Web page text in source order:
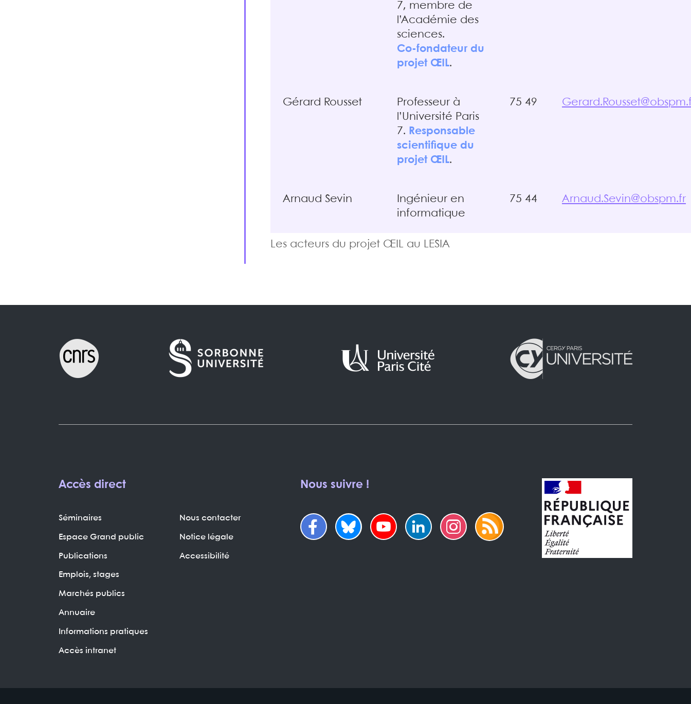
Les acteurs du projet ŒIL au LESIA
7, membre de
l’Académie des
sciences.
Co-fondateur du
projet ŒIL.
Gérard Rousset
Professeur à
l’Université Paris
7. Responsable
scientifique du
projet ŒIL.
75 49
Arnaud Sevin
Ingénieur en
informatique
75 44 Arnaud.Sevin@obspm.fr
Accès direct
Séminaires
Espace Grand public
Publications
Emplois, stages
Marchés publics
Annuaire
Informations pratiques
Accès intranet
Nous contacter
Notice légale
Accessibilité
Nous suivre !